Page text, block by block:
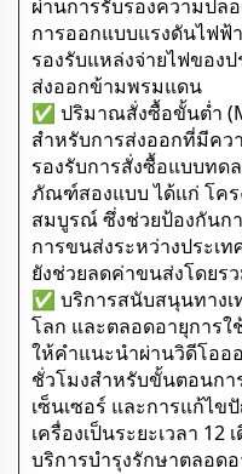
ผ่านการรับรองความปล
การออกแบบแรงดันไฟฟ้
รองรับแหล่งจ่ายไฟของ
ส่งออกข้ามพรมแดน
✅ ปริมาณสั่งซื้อขั้นต่ำ
สำหรับการส่งออกที่มีคว
รองรับการสั่งซื้อแบบทด
ภัณฑ์สองแบบ ได้แก่ โคร
สมบูรณ์ ซึ่งช่วยป้องกันก
การขนส่งระหว่างประเ
ยังช่วยลดค่าขนส่งโดยร
✅ บริการสนับสนุนทาง
โลก และตลอดอายุการใ
ให้คำแนะนำผ่านวิดีโออ
ชั่วโมงสำหรับขั้นตอนกา
เซ็นเซอร์ และการแก้ไ
เครื่องเป็นระยะเวลา
บริการบำรุงรักษาตลอด